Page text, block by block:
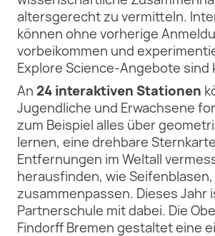
altersgerecht zu vermitteln.
können ohne vorherige
vorbeikommen und
Explore Science-Angebote sind
An 24 interaktiven Stationen
Jugendliche und Erwachsene
zum Beispiel alles über
lernen, eine drehbare
Entfernungen im Weltall
herausfinden, wie Seifenblasen,
zusammenpassen. Dieses Jahr
Partnerschule mit dabei. Die
Findorff Bremen gestaltet eine